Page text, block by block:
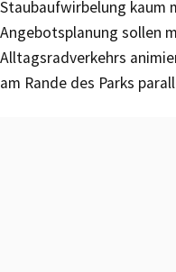
Staubaufwirbelung kaum
Angebotsplanung sollen
Alltagsradverkehrs
am Rande des Parks